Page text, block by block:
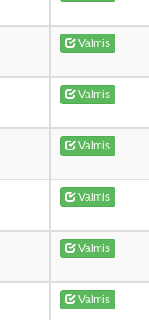
Valmis
Valmis
Valmis
Valmis
Valmis
Valmis